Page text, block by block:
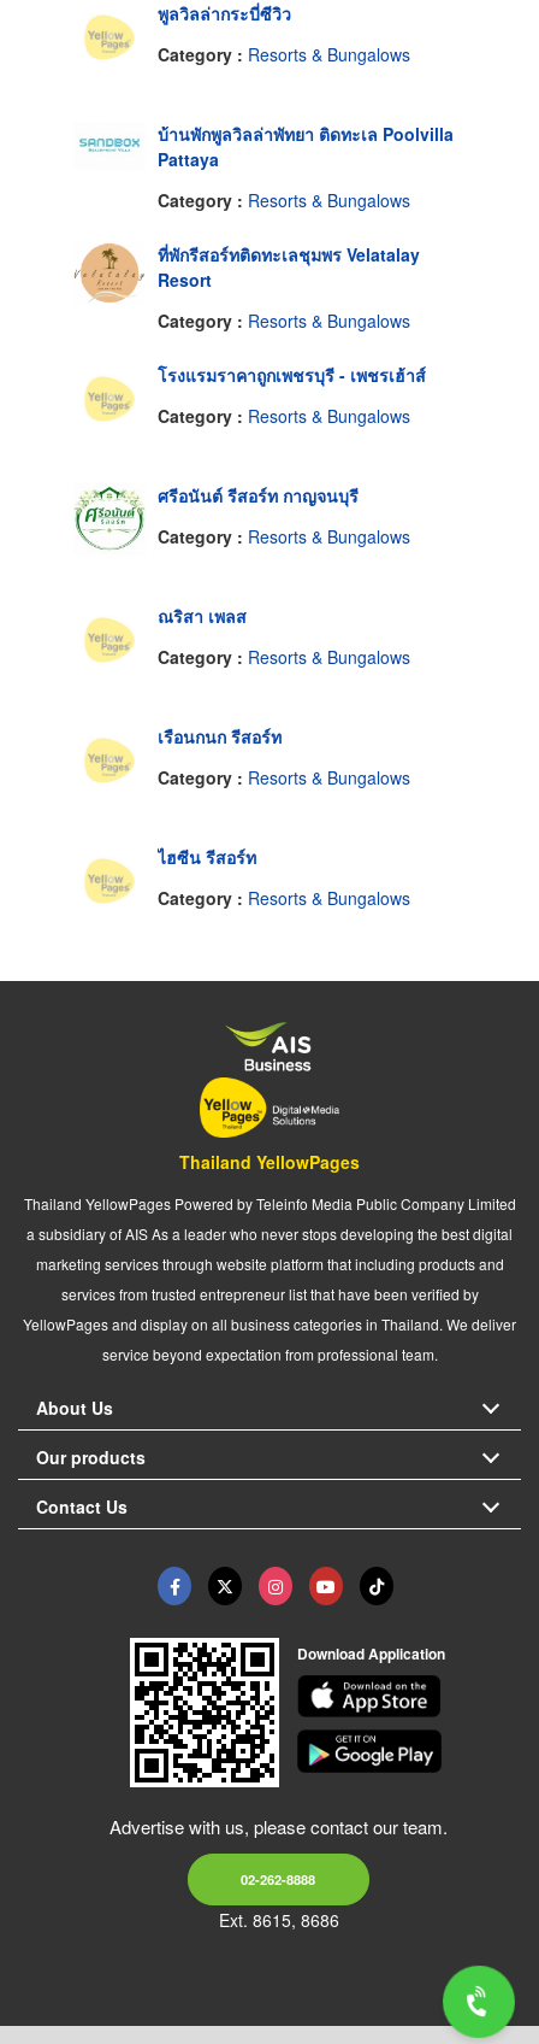
พูลวิลล่ากระบี่ซีวิว
Category : Resorts & Bungalows
บ้านพักพูลวิลล่าพัทยา ติดทะเล Poolvilla
Pattaya
Category : Resorts & Bungalows
ที่พักรีสอร์ทติดทะเลชุมพร Velatalay
Resort
Category : Resorts & Bungalows
โรงแรมราคาถูกเพชรบุรี - เพชรเฮ้าส์
Category : Resorts & Bungalows
ศรีอนันต์ รีสอร์ท กาญจนบุรี
Category : Resorts & Bungalows
ณริสา เพลส
Category : Resorts & Bungalows
เรือนกนก รีสอร์ท
Category : Resorts & Bungalows
ไฮซีน รีสอร์ท
Category : Resorts & Bungalows
Thailand YellowPages
Thailand YellowPages Powered by Teleinfo Media Public Company Limited
a subsidiary of AIS As a leader who never stops developing the best digital
marketing services through website platform that including products and
services from trusted entrepreneur list that have been verified by
YellowPages and display on all business categories in Thailand. We deliver
service beyond expectation from professional team.
About Us
Our products
Contact Us
Download Application
Advertise with us, please contact our team.
02-262-8888
Ext. 8615, 8686